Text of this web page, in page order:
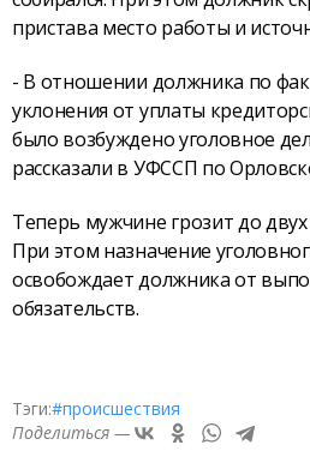
пристава место работы и
- В отношении должника по
уклонения от уплаты
было возбуждено уголовное
рассказали в УФССП по
Теперь мужчине грозит до
При этом назначение
освобождает должника от
обязательств.
Тэги:#происшествия
Поделиться —